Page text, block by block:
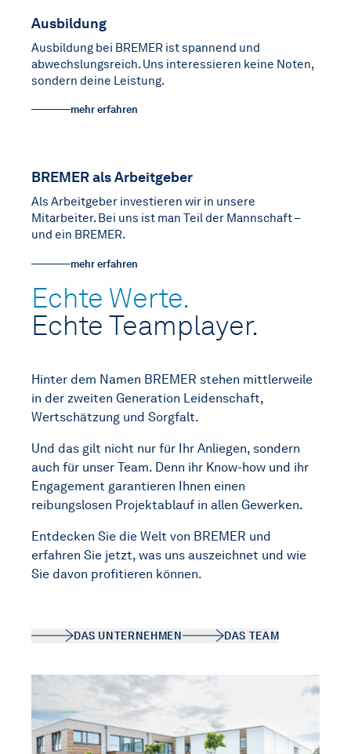
Ausbildung
Ausbildung bei BREMER ist spannend und
abwechslungsreich. Uns interessieren keine Noten,
sondern deine Leistung.
mehr erfahren
BREMER als Arbeitgeber
Als Arbeitgeber investieren wir in unsere
Mitarbeiter. Bei uns ist man Teil der Mannschaft –
und ein BREMER.
mehr erfahren
Echte Werte.
Echte Teamplayer.
Hinter dem Namen BREMER stehen mittlerweile
in der zweiten Generation Leidenschaft,
Wertschätzung und Sorgfalt.
Und das gilt nicht nur für Ihr Anliegen, sondern
auch für unser Team. Denn ihr Know-how und ihr
Engagement garantieren Ihnen einen
reibungslosen Projektablauf in allen Gewerken.
Entdecken Sie die Welt von BREMER und
erfahren Sie jetzt, was uns auszeichnet und wie
Sie davon profitieren können.
DAS UNTERNEHMEN DAS TEAM